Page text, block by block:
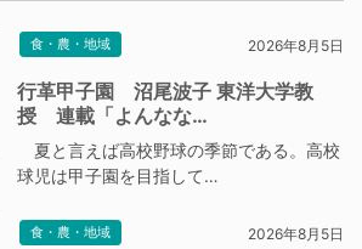
食・農・地域 2026年8月5日
行革甲子園 沼尾波子 東洋大学教
授 連載「よんなな…
夏と言えば高校野球の季節である。高校
球児は甲子園を目指して…
食・農・地域 2026年8月5日